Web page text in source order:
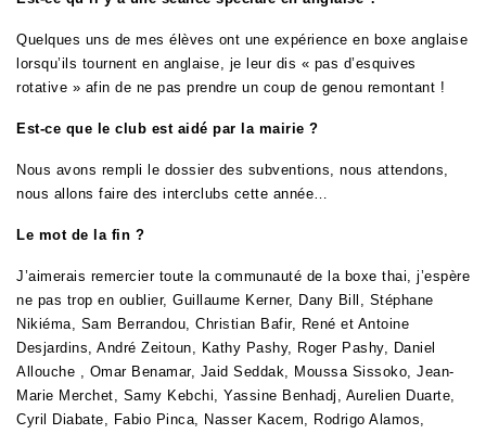
Quelques uns de mes élèves ont une expérience en boxe anglaise
lorsqu’ils tournent en anglaise, je leur dis « pas d’esquives
rotative » afin de ne pas prendre un coup de genou remontant !
Est-ce que le club est aidé par la mairie ?
Nous avons rempli le dossier des subventions, nous attendons,
nous allons faire des interclubs cette année…
Le mot de la fin ?
J’aimerais remercier toute la communauté de la boxe thai, j’espère
ne pas trop en oublier, Guillaume Kerner, Dany Bill, Stéphane
Nikiéma, Sam Berrandou, Christian Bafir, René et Antoine
Desjardins, André Zeitoun, Kathy Pashy, Roger Pashy, Daniel
Allouche , Omar Benamar, Jaid Seddak, Moussa Sissoko, Jean-
Marie Merchet, Samy Kebchi, Yassine Benhadj, Aurelien Duarte,
Cyril Diabate, Fabio Pinca, Nasser Kacem, Rodrigo Alamos,